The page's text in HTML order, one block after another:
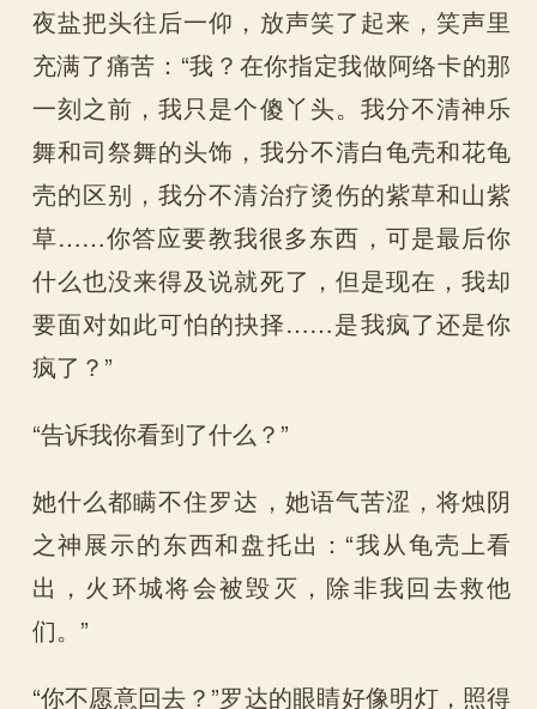
夜盐把头往后一仰，放声笑了起来，笑声里
充满了痛苦：“我？在你指定我做阿络卡的那
一刻之前，我只是个傻丫头。我分不清神乐
舞和司祭舞的头饰，我分不清白龟壳和花龟
壳的区别，我分不清治疗烫伤的紫草和山紫
草……你答应要教我很多东西，可是最后你
什么也没来得及说就死了，但是现在，我却
要面对如此可怕的抉择……是我疯了还是你
疯了？”
“告诉我你看到了什么？”
她什么都瞒不住罗达，她语气苦涩，将烛阴
之神展示的东西和盘托出：“我从龟壳上看
出，火环城将会被毁灭，除非我回去救他
们。”
“你不愿意回去？”罗达的眼睛好像明灯，照得